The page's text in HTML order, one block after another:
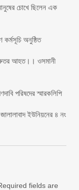
চোখে ছিলেন এক
কর্মসূচি অনুষ্ঠিত
গুরুতর আহত।। ওসমানী
পরিষদের স্মারকলিপি
ইউনিয়নের ৪ নং
fields are